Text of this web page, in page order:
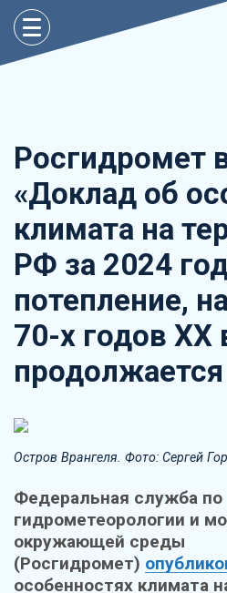
Росгидромет
«Доклад об
климата на
РФ за 2024
потепление,
70-х годов ХХ
продолжается
Остров Врангеля. Фото: Сергей
Федеральная служба по
гидрометеорологии и
окружающей среды
(Росгидромет)
особенностях климата